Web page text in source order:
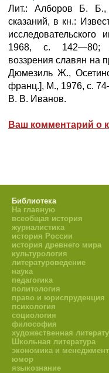
Лит.: Алборов Б. Б.,
сказаний, в кн.:
исследовательского
1968, с. 142—80;
воззрения славян на
Дюмезиль Ж.,
франц.], М., 1976, с.
В. В. Иванов.
Ваш комментарий о
Библиотека
На главную
всеобщая история
журналистика
история России
история древнего мира
культурология
литературоведение
наука
педагогика
политология
право и юриспруденция
психология
социология
философия
художественная
Школьная литература
экономика и менеджмент
юмор
языкознание